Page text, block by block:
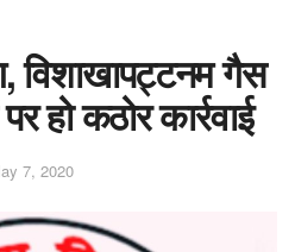
विशाखापट्टनम गैस
हो कठोर कार्रवाई
7, 2020